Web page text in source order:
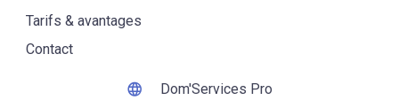
Tarifs & avantages
Contact
Dom'Services Pro